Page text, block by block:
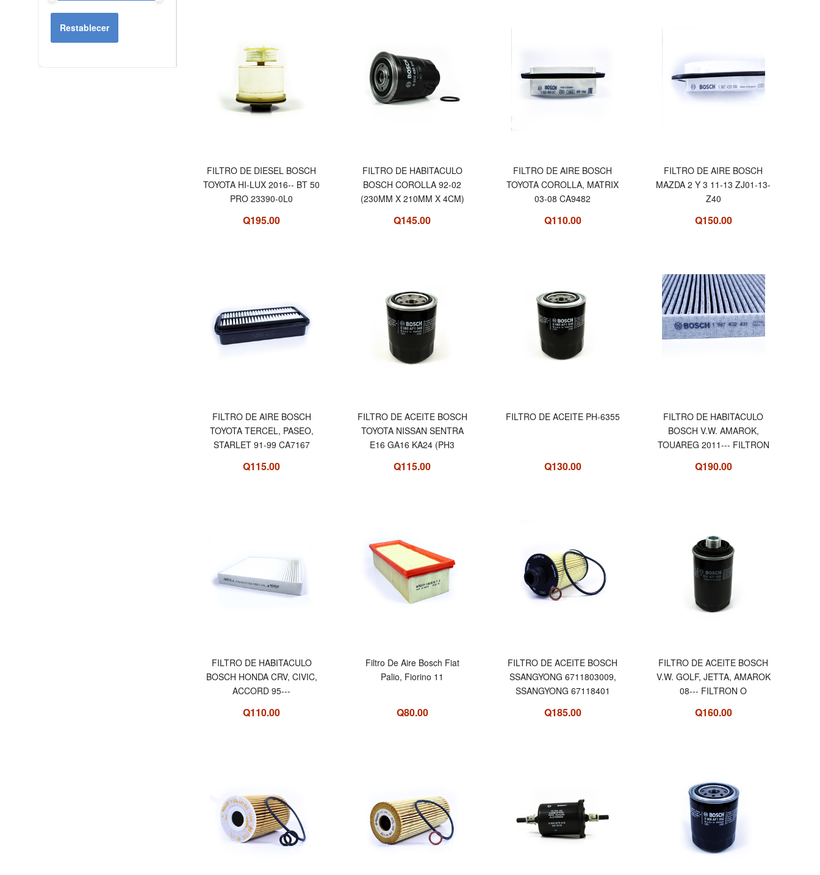
Restablecer
FILTRO DE DIESEL BOSCH
TOYOTA HI-LUX 2016-- BT 50
PRO 23390-0L0
Q195.00
FILTRO DE HABITACULO
BOSCH COROLLA 92-02
(230MM X 210MM X 4CM)
Q145.00
FILTRO DE AIRE BOSCH
TOYOTA COROLLA, MATRIX
03-08 CA9482
Q110.00
FILTRO DE AIRE BOSCH
MAZDA 2 Y 3 11-13 ZJ01-13-
Z40
Q150.00
FILTRO DE AIRE BOSCH
TOYOTA TERCEL, PASEO,
STARLET 91-99 CA7167
Q115.00
FILTRO DE ACEITE BOSCH
TOYOTA NISSAN SENTRA
E16 GA16 KA24 (PH3
Q115.00
FILTRO DE ACEITE PH-6355
Q130.00
FILTRO DE HABITACULO
BOSCH V.W. AMAROK,
TOUAREG 2011--- FILTRON
Q190.00
FILTRO DE HABITACULO
BOSCH HONDA CRV, CIVIC,
ACCORD 95---
Q110.00
Filtro De Aire Bosch Fiat
Palio, Fiorino 11
Q80.00
FILTRO DE ACEITE BOSCH
SSANGYONG 6711803009,
SSANGYONG 67118401
Q185.00
FILTRO DE ACEITE BOSCH
V.W. GOLF, JETTA, AMAROK
08--- FILTRON O
Q160.00